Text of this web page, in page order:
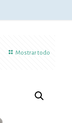
Mostrar todo